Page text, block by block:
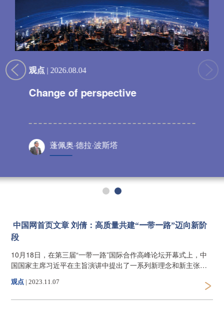
观点 | 2026.08.04
Change of perspective
蓬佩奥·德拉·波斯塔
中国网首页文章 刘倩：高质量共建“一带一路”迈向新阶
段
10月18日，在第三届“一带一路”国际合作高峰论坛开幕式上，中
国国家主席习近平在主旨演讲中提出了一系列新理念和新主张，
高屋建瓴地指明了共建“一带一路”倡议未来发展的新方向，意味着
高质量共建“一带一路”迈向新阶段。
观点| 2023.11.07